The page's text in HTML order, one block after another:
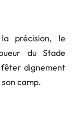
précision, le
du Stade
dignement
camp.